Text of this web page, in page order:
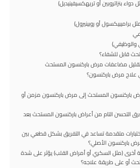
بنزاتروبين أو تريهكسيفينيديل)
براميبيكسول أو روبينيرول)
والوظيفي)
قابل للشفاء؟
تقليل مضاعفات مرض باركنسون المستحث
علاج مرض باركنسون؟
باركنسون المستحث إلى مرض باركنسون مزمن أو
التحسن التام من أعراض باركنسون المستحث بعد
متقدمة تساعد في التفريق بشكل قطعي بين
باركنسون الأصلي؟
(مثل السكري أو أمراض القلب) يؤثر على شدة
أو على طريقة علاجه؟